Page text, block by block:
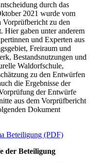
durch das
2021 wurde vom
Vorprüfbericht zu den
Hier gaben unter anderem
und Experten aus
Freiraum und
Bestandsnutzungen und
Waldorfschule,
zu den Entwürfen
die Ergebnisse der
der Entwürfe
aus dem Vorprüfbericht
Dokument
Beteiligung (PDF)
der Beteiligung